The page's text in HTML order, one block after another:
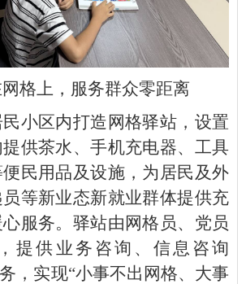
格上，服务群众零距离
小区内打造网格驿站，设置
供茶水、手机充电器、工具
民用品及设施，为居民及外
等新业态新就业群体提供充
服务。驿站由网格员、党员
提供业务咨询、信息咨询
，实现“小事不出网格、大事